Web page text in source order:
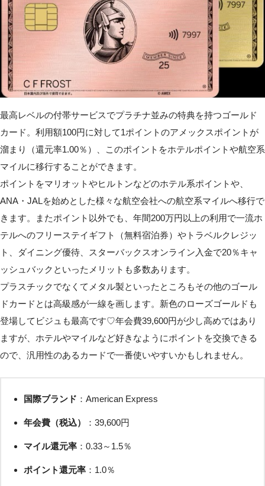
最高レベルの付帯サービスでプラチナ並みの特典を持つゴールド
カード。利用額100円に対して1ポイントのアメックスポイントが
溜まり（還元率1.00％）、このポイントをホテルポイントや航空系
マイルに移行することができます。
ポイントをマリオットやヒルトンなどのホテル系ポイントや、
ANA・JALを始めとした様々な航空会社への航空系マイルへ移行で
きます。またポイント以外でも、年間200万円以上の利用で一流ホ
テルへのフリーステイギフト（無料宿泊券）やトラベルクレジッ
ト、ダイニング優待、スターバックスオンライン入金で20％キャ
ッシュバックといったメリットも多数あります。
プラスチックでなくてメタル製といったところもその他のゴール
ドカードとは高級感が一線を画します。新色のローズゴールドも
登場してビジュも最高です♡年会費39,600円が少し高めではあり
ますが、ホテルやマイルなど好きなようにポイントを交換できる
ので、汎用性のあるカードで一番使いやすいかもしれません。
国際ブランド ：American Express
年会費（税込） ：39,600円
マイル還元率：0.33～1.5％
ポイント還元率：1.0％